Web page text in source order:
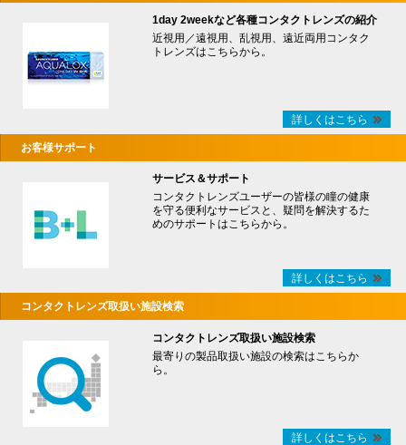
1day 2weekなど各種コンタクトレンズの紹介
近視用／遠視用、乱視用、遠近両用コンタク
トレンズはこちらから。
詳しくはこちら
お客様サポート
サービス＆サポート
コンタクトレンズユーザーの皆様の瞳の健康
を守る便利なサービスと、疑問を解決するた
めのサポートはこちらから。
詳しくはこちら
コンタクトレンズ取扱い施設検索
コンタクトレンズ取扱い施設検索
最寄りの製品取扱い施設の検索はこちらか
ら。
詳しくはこちら